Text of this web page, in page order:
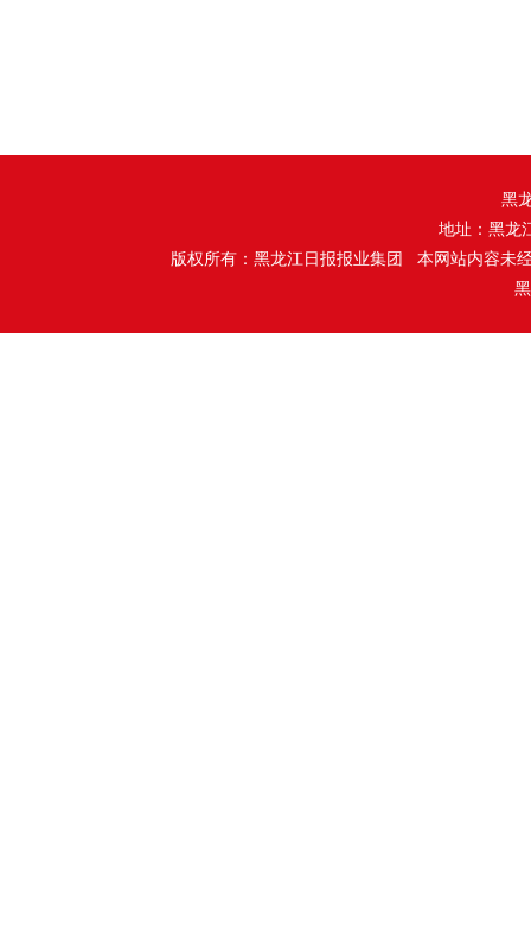
黑
地址：黑龙
版权所有：黑龙江日报报业集团 本网站内容未